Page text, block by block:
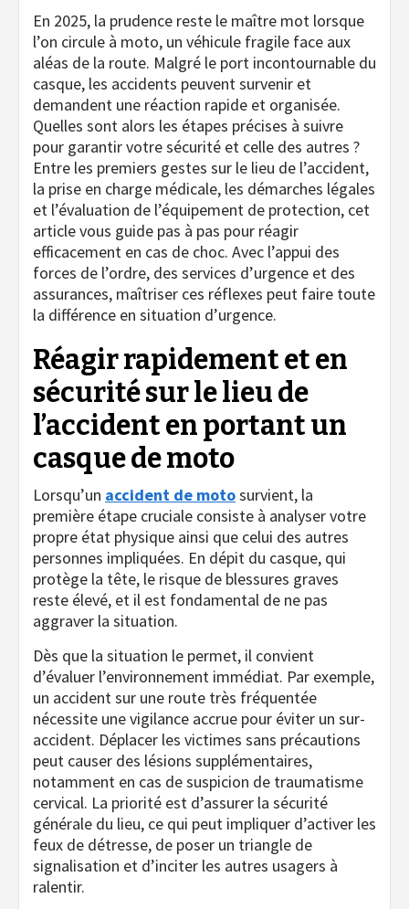
En 2025, la prudence reste le maître mot lorsque
l’on circule à moto, un véhicule fragile face aux
aléas de la route. Malgré le port incontournable du
casque, les accidents peuvent survenir et
demandent une réaction rapide et organisée.
Quelles sont alors les étapes précises à suivre
pour garantir votre sécurité et celle des autres ?
Entre les premiers gestes sur le lieu de l’accident,
la prise en charge médicale, les démarches légales
et l’évaluation de l’équipement de protection, cet
article vous guide pas à pas pour réagir
efficacement en cas de choc. Avec l’appui des
forces de l’ordre, des services d’urgence et des
assurances, maîtriser ces réflexes peut faire toute
la différence en situation d’urgence.
Réagir rapidement et en
sécurité sur le lieu de
l’accident en portant un
casque de moto
Lorsqu’un accident de motosurvient, la
première étape cruciale consiste à analyser votre
propre état physique ainsi que celui des autres
personnes impliquées. En dépit du casque, qui
protège la tête, le risque de blessures graves
reste élevé, et il est fondamental de ne pas
aggraver la situation.
Dès que la situation le permet, il convient
d’évaluer l’environnement immédiat. Par exemple,
un accident sur une route très fréquentée
nécessite une vigilance accrue pour éviter un sur-
accident. Déplacer les victimes sans précautions
peut causer des lésions supplémentaires,
notamment en cas de suspicion de traumatisme
cervical. La priorité est d’assurer la sécurité
générale du lieu, ce qui peut impliquer d’activer les
feux de détresse, de poser un triangle de
signalisation et d’inciter les autres usagers à
ralentir.